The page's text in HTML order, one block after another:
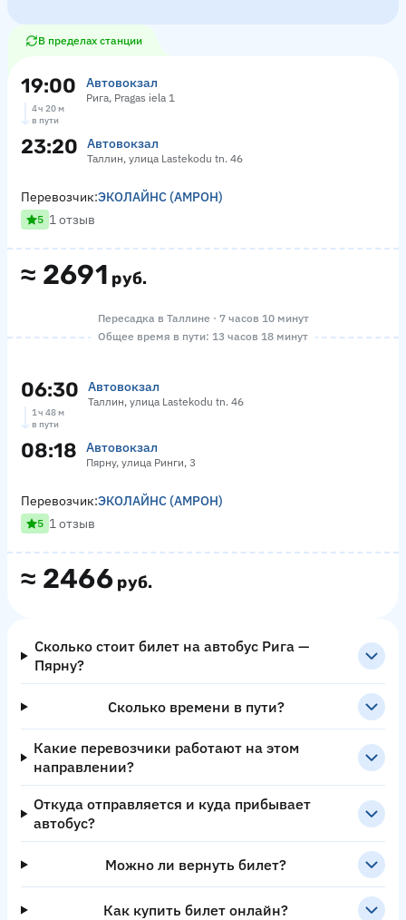
В пределах станции
19:00 Автовокзал
Рига, Pragas iela 1
4 ч 20 м
в пути
23:20 Автовокзал
Таллин, улица Lastekodu tn. 46
≈ 2691 руб.
Перевозчик:ЭКОЛАЙНС (АМРОН)
5 1 отзыв
Пересадка в Таллине · 7 часов 10 минут
Общее время в пути: 13 часов 18 минут
06:30 Автовокзал
Таллин, улица Lastekodu tn. 46
1 ч 48 м
в пути
08:18 Автовокзал
Пярну, улица Ринги, 3
≈ 2466 руб.
Перевозчик:ЭКОЛАЙНС (АМРОН)
5 1 отзыв
Сколько стоит билет на автобус Рига —
Пярну?
Сколько времени в пути?
Какие перевозчики работают на этом
направлении?
Откуда отправляется и куда прибывает
автобус?
Можно ли вернуть билет?
Как купить билет онлайн?